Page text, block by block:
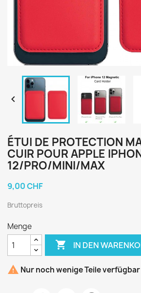

ÉTUI DE PROTECTION
CUIR POUR APPLE
12/PRO/MINI/MAX
9,00 CHF
Bruttopreis
Menge
 IN DEN
 Nur noch wenige Teile verfügbar